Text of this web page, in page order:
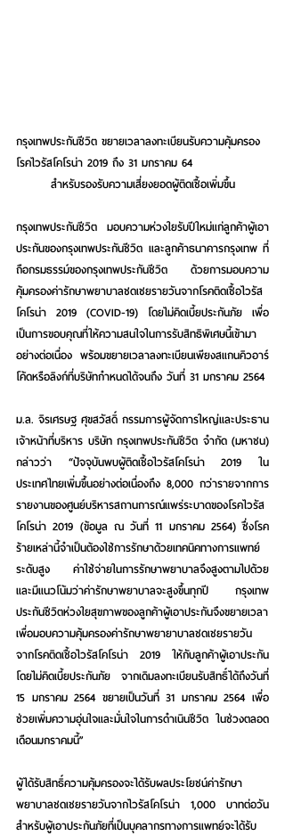
กรุงเทพประกันชีวิต ขยายเวลาลงทะเบียนรับความคุ้มครอง
โรคไวรัสโคโรน่า 2019 ถึง 31 มกราคม 64
สำหรับรองรับความเสี่ยงยอดผู้ติดเชื้อเพิ่มขึ้น
กรุงเทพประกันชีวิต มอบความห่วงใยรับปีใหม่แก่ลูกค้าผู้เอา
ประกันของกรุงเทพประกันชีวิต และลูกค้าธนาคารกรุงเทพ ที่
ถือกรมธรรม์ของกรุงเทพประกันชีวิต ด้วยการมอบความ
คุ้มครองค่ารักษาพยาบาลชดเชยรายวันจากโรคติดเชื้อไวรัส
โคโรน่า 2019 (COVID-19) โดยไม่คิดเบี้ยประกันภัย เพื่อ
เป็นการขอบคุณที่ให้ความสนใจในการรับสิทธิพิเศษนี้เข้ามา
อย่างต่อเนื่อง พร้อมขยายเวลาลงทะเบียนเพียงสแกนคิวอาร์
โค้ดหรือลิงก์ที่บริษัทกำหนดได้จนถึง วันที่ 31 มกราคม 2564
ม.ล. จิรเศรษฐ ศุขสวัสดิ์ กรรมการผู้จัดการใหญ่และประธาน
เจ้าหน้าที่บริหาร บริษัท กรุงเทพประกันชีวิต จำกัด (มหาชน)
กล่าวว่า “ปัจจุบันพบผู้ติดเชื้อไวรัสโคโรน่า 2019 ใน
ประเทศไทยเพิ่มขึ้นอย่างต่อเนื่องถึง 8,000 กว่ารายจากการ
รายงานของศูนย์บริหารสถานการณ์แพร่ระบาดของโรคไวรัส
โคโรน่า 2019 (ข้อมูล ณ วันที่ 11 มกราคม 2564) ซึ่งโรค
ร้ายเหล่านี้จำเป็นต้องใช้การรักษาด้วยเทคนิคทางการแพทย์
ระดับสูง ค่าใช้จ่ายในการรักษาพยาบาลจึงสูงตามไปด้วย
และมีแนวโน้มว่าค่ารักษาพยาบาลจะสูงขึ้นทุกปี กรุงเทพ
ประกันชีวิตห่วงใยสุขภาพของลูกค้าผู้เอาประกันจึงขยายเวลา
เพื่อมอบความคุ้มครองค่ารักษาพยายาบาลชดเชยรายวัน
จากโรคติดเชื้อไวรัสโคโรน่า 2019 ให้กับลูกค้าผู้เอาประกัน
โดยไม่คิดเบี้ยประกันภัย จากเดิมลงทะเบียนรับสิทธิ์ได้ถึงวันที่
15 มกราคม 2564 ขยายเป็นวันที่ 31 มกราคม 2564 เพื่อ
ช่วยเพิ่มความอุ่นใจและมั่นใจในการดำเนินชีวิต ในช่วงตลอด
เดือนมกราคมนี้”
ผู้ได้รับสิทธิ์ความคุ้มครองจะได้รับผลประโยชน์ค่ารักษา
พยาบาลชดเชยรายวันจากไวรัสโคโรน่า 1,000 บาทต่อวัน
สำหรับผู้เอาประกันภัยที่เป็นบุคลากรทางการแพทย์จะได้รับ